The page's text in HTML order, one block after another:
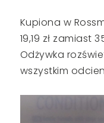
Kupiona w
19,19 zł zamiast
Odżywka
wszystkim